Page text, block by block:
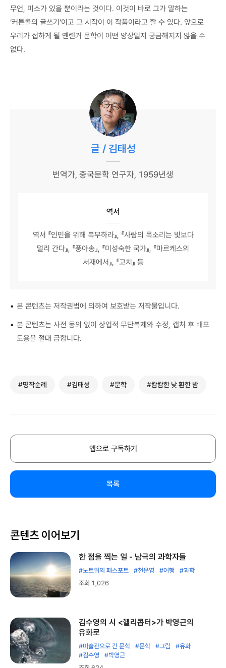
무언, 미소가 있을 뿐이라는 것이다. 이것이 바로 그가 말하는
‘커튼콜의 글쓰기’이고 그 시작이 이 작품이라고 할 수 있다. 앞으로
우리가 접하게 될 옌롄커 문학이 어떤 양상일지 궁금해지지 않을 수
없다.
글 / 김태성
번역가, 중국문학 연구자, 1959년생
역서
역서 『인민을 위해 복무하라』, 『사람의 목소리는 빛보다
멀리 간다』, 『풍아송』, 『미성숙한 국가』, 『마르케스의
서재에서』, 『고치』 등
• 본 콘텐츠는 저작권법에 의하여 보호받는 저작물입니다.
• 본 콘텐츠는 사전 동의 없이 상업적 무단복제와 수정, 캡처 후 배포
도용을 절대 금합니다.
#명작순례 #김태성 #문학 #캄캄한 낮 환한 밤
앱으로 구독하기
목록
콘텐츠 이어보기
한 점을 찍는 일 - 남극의 과학자들
#노트위의 패스포트 #천운영 #여행
#과학
조회 1,026
김수영의 시 <헬리콥터>가 박영근의
유화로
#미술관으로 간 문학 #문학 #그림
#유화
#김수영
#박영근